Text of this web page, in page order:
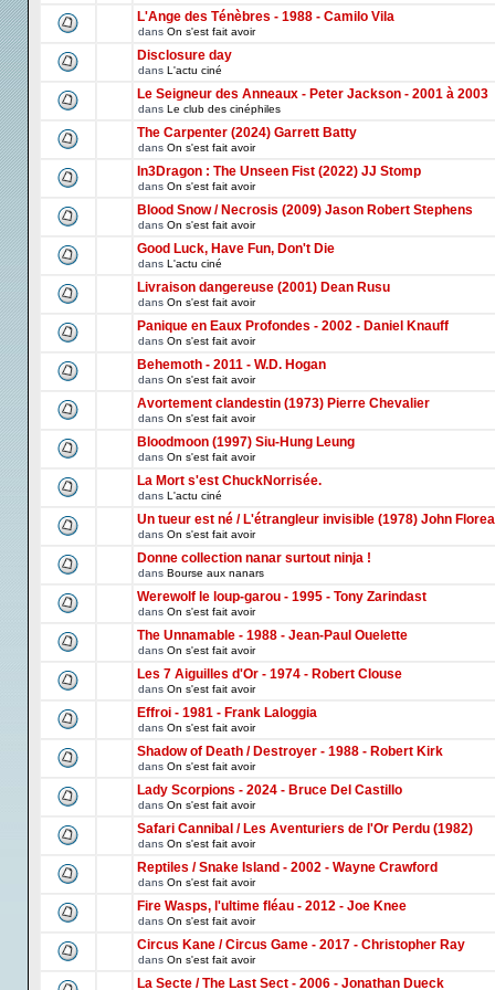
L'Ange des Ténèbres - 1988 - Camilo Vila
dans On s'est fait avoir
Disclosure day
dans L'actu ciné
Le Seigneur des Anneaux - Peter Jackson - 2001 à 2003
dans Le club des cinéphiles
The Carpenter (2024) Garrett Batty
dans On s'est fait avoir
In3Dragon : The Unseen Fist (2022) JJ Stomp
dans On s'est fait avoir
Blood Snow / Necrosis (2009) Jason Robert Stephens
dans On s'est fait avoir
Good Luck, Have Fun, Don't Die
dans L'actu ciné
Livraison dangereuse (2001) Dean Rusu
dans On s'est fait avoir
Panique en Eaux Profondes - 2002 - Daniel Knauff
dans On s'est fait avoir
Behemoth - 2011 - W.D. Hogan
dans On s'est fait avoir
Avortement clandestin (1973) Pierre Chevalier
dans On s'est fait avoir
Bloodmoon (1997) Siu-Hung Leung
dans On s'est fait avoir
La Mort s'est ChuckNorrisée.
dans L'actu ciné
Un tueur est né / L'étrangleur invisible (1978) John Florea
dans On s'est fait avoir
Donne collection nanar surtout ninja !
dans Bourse aux nanars
Werewolf le loup-garou - 1995 - Tony Zarindast
dans On s'est fait avoir
The Unnamable - 1988 - Jean-Paul Ouelette
dans On s'est fait avoir
Les 7 Aiguilles d'Or - 1974 - Robert Clouse
dans On s'est fait avoir
Effroi - 1981 - Frank Laloggia
dans On s'est fait avoir
Shadow of Death / Destroyer - 1988 - Robert Kirk
dans On s'est fait avoir
Lady Scorpions - 2024 - Bruce Del Castillo
dans On s'est fait avoir
Safari Cannibal / Les Aventuriers de l'Or Perdu (1982)
dans On s'est fait avoir
Reptiles / Snake Island - 2002 - Wayne Crawford
dans On s'est fait avoir
Fire Wasps, l'ultime fléau - 2012 - Joe Knee
dans On s'est fait avoir
Circus Kane / Circus Game - 2017 - Christopher Ray
dans On s'est fait avoir
La Secte / The Last Sect - 2006 - Jonathan Dueck